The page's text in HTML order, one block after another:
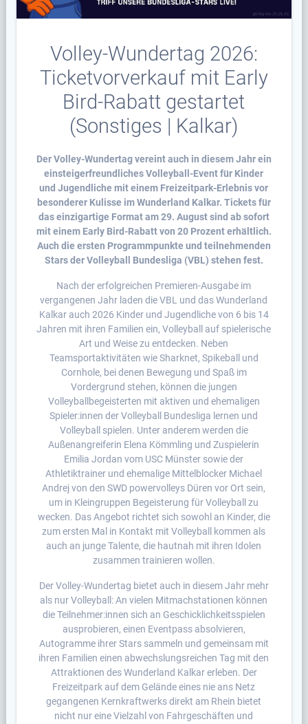
Volley-Wundertag 2026:
Ticketvorverkauf mit Early
Bird-Rabatt gestartet
(Sonstiges | Kalkar)
Der Volley-Wundertag vereint auch in diesem Jahr ein
einsteigerfreundliches Volleyball-Event für Kinder
und Jugendliche mit einem Freizeitpark-Erlebnis vor
besonderer Kulisse im Wunderland Kalkar. Tickets für
das einzigartige Format am 29. August sind ab sofort
mit einem Early Bird-Rabatt von 20 Prozent erhältlich.
Auch die ersten Programmpunkte und teilnehmenden
Stars der Volleyball Bundesliga (VBL) stehen fest.
Nach der erfolgreichen Premieren-Ausgabe im
vergangenen Jahr laden die VBL und das Wunderland
Kalkar auch 2026 Kinder und Jugendliche von 6 bis 14
Jahren mit ihren Familien ein, Volleyball auf spielerische
Art und Weise zu entdecken. Neben
Teamsportaktivitäten wie Sharknet, Spikeball und
Cornhole, bei denen Bewegung und Spaß im
Vordergrund stehen, können die jungen
Volleyballbegeisterten mit aktiven und ehemaligen
Spieler:innen der Volleyball Bundesliga lernen und
Volleyball spielen. Unter anderem werden die
Außenangreiferin Elena Kömmling und Zuspielerin
Emilia Jordan vom USC Münster sowie der
Athletiktrainer und ehemalige Mittelblocker Michael
Andrej von den SWD powervolleys Düren vor Ort sein,
um in Kleingruppen Begeisterung für Volleyball zu
wecken. Das Angebot richtet sich sowohl an Kinder, die
zum ersten Mal in Kontakt mit Volleyball kommen als
auch an junge Talente, die hautnah mit ihren Idolen
zusammen trainieren wollen.
Der Volley-Wundertag bietet auch in diesem Jahr mehr
als nur Volleyball: An vielen Mitmachstationen können
die Teilnehmer:innen sich an Geschicklichkeitsspielen
ausprobieren, einen Eventpass absolvieren,
Autogramme ihrer Stars sammeln und gemeinsam mit
ihren Familien einen abwechslungsreichen Tag mit den
Attraktionen des Wunderland Kalkar erleben. Der
Freizeitpark auf dem Gelände eines nie ans Netz
gegangenen Kernkraftwerks direkt am Rhein bietet
nicht nur eine Vielzahl von Fahrgeschäften und